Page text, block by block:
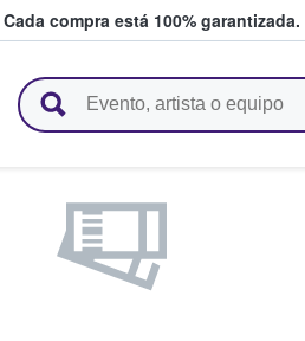
Cada compra está 100% garantizada.